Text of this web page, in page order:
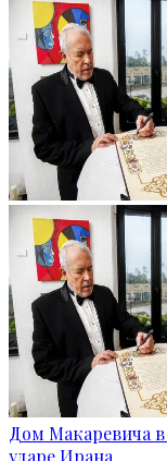
Дом Макаревича
ударе Ирана